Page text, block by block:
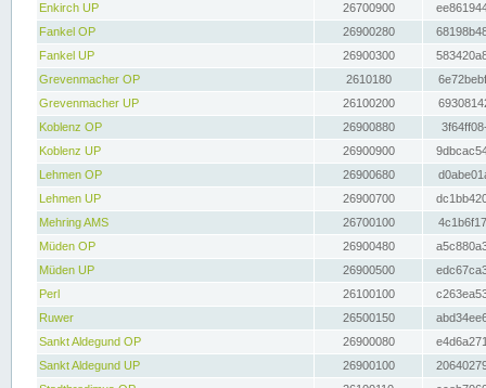
Enkirch UP
26700900
Fankel OP
26900280
Fankel UP
26900300
Grevenmacher OP
2610180
Grevenmacher UP
26100200
Koblenz OP
26900880
Koblenz UP
26900900
Lehmen OP
26900680
Lehmen UP
26900700
Mehring AMS
26700100
Müden OP
26900480
Müden UP
26900500
Perl
26100100
Ruwer
26500150
Sankt Aldegund OP
26900080
Sankt Aldegund UP
26900100